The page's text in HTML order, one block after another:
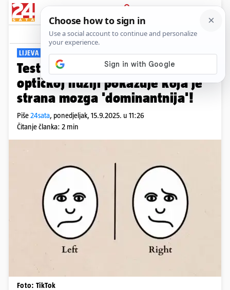
PRIJAVA
Viral Komentari
LIJEVA ILI DESNA?
Test: Ono što prvo vidite u
optičkoj iluziji pokazuje koja je
strana mozga 'dominantnija'!
Piše24sata, ponedjeljak, 15.9.2025. u 11:26
Čitanje članka: 2 min
Foto: TikTok